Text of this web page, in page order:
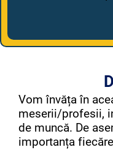
Vom învăța în
meserii/profesii,
de muncă. De
importanța